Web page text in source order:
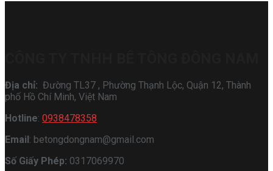
Địa chỉ: Đường TL37 , Phường Thạnh Lộc, Quận 12, Thành
phố Hồ Chí Minh, Việt Nam
Hotline: 0938478358
Email: betongdongnam@gmail.com
Số Giấy Phép: 0317069970